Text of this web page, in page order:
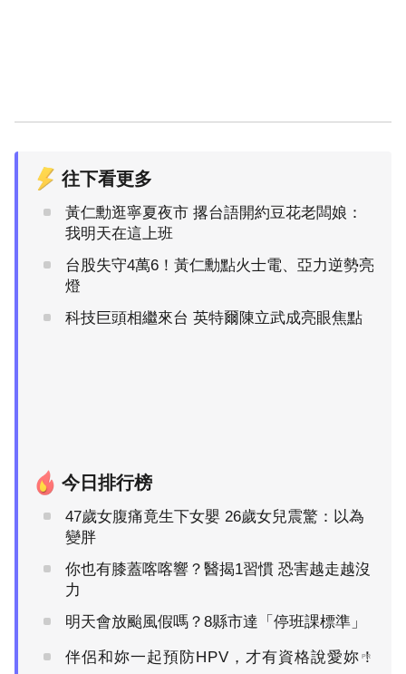
往下看更多
黃仁勳逛寧夏夜市 撂台語開約豆花老闆娘：
我明天在這上班
台股失守4萬6！黃仁勳點火士電、亞力逆勢亮
燈
科技巨頭相繼來台 英特爾陳立武成亮眼焦點
今日排行榜
47歲女腹痛竟生下女嬰 26歲女兒震驚：以為
變胖
你也有膝蓋喀喀響？醫揭1習慣 恐害越走越沒
力
明天會放颱風假嗎？8縣市達「停班課標準」
伴侶和妳一起預防HPV，才有資格說愛妳！
PR